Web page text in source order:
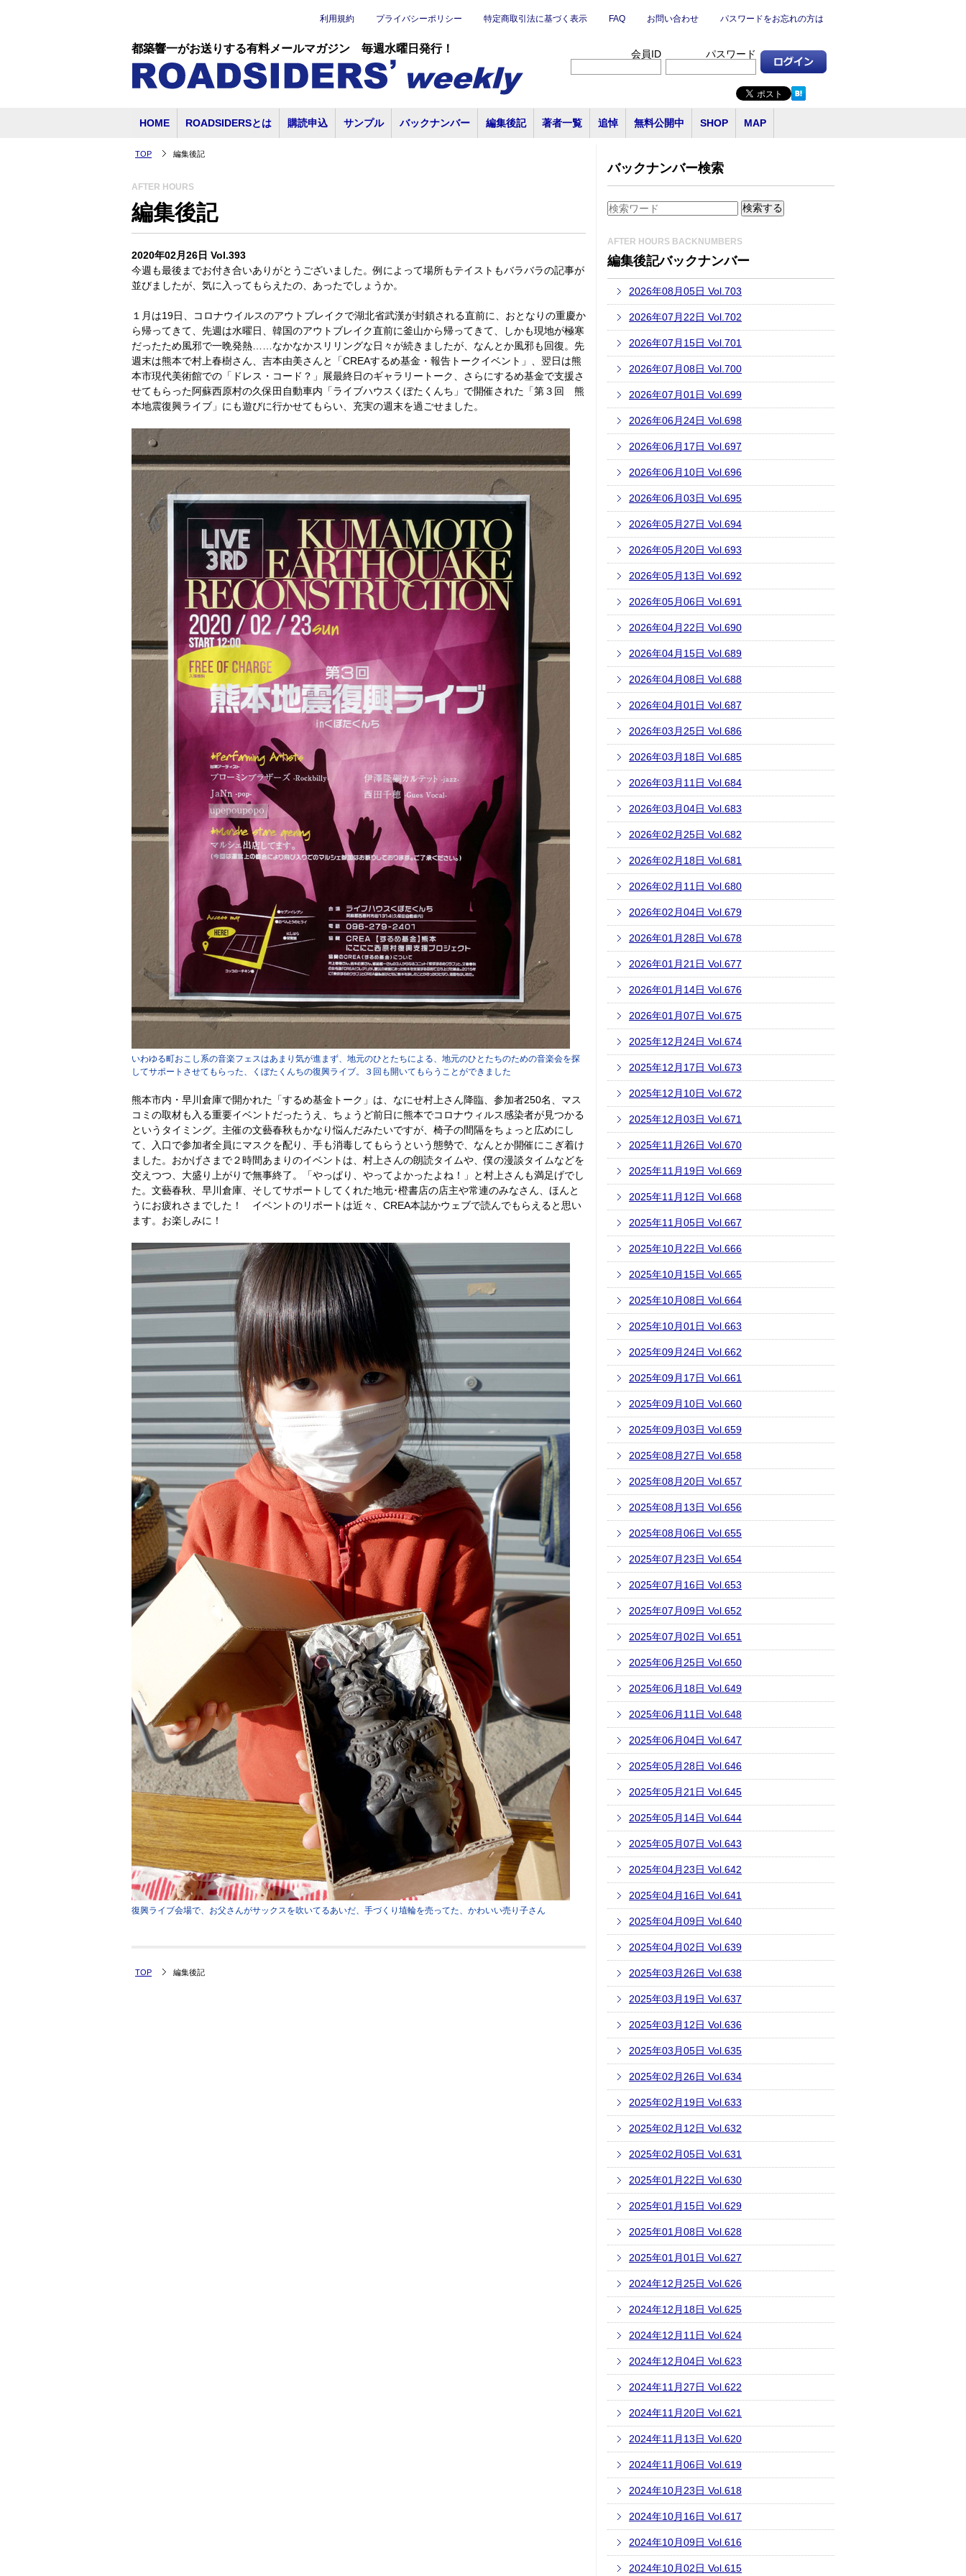
都築響一がお送りする有料メールマガジン 毎週水曜日発行！
利用規約 プライバシーポリシー 特定商取引法に基づく表示 FAQ お問い合わせ パスワードをお忘れの方は
会員ID パスワード
HOME ROADSIDERSとは 購読申込 サンプル バックナンバー 編集後記 著者一覧 追悼 無料公開中 SHOP MAP
TOP 編集後記
AFTER HOURS
編集後記
2020年02月26日 Vol.393
今週も最後までお付き合いありがとうございました。例によって場所もテイストもバラバラの記事が
並びましたが、気に入ってもらえたの、あったでしょうか。
１月は19日、コロナウイルスのアウトブレイクで湖北省武漢が封鎖される直前に、おとなりの重慶か
ら帰ってきて、先週は水曜日、韓国のアウトブレイク直前に釜山から帰ってきて、しかも現地が極寒
だったため風邪で一晩発熱……なかなかスリリングな日々が続きましたが、なんとか風邪も回復。先
週末は熊本で村上春樹さん、吉本由美さんと「CREAするめ基金・報告トークイベント」、翌日は熊
本市現代美術館での「ドレス・コード？」展最終日のギャラリートーク、さらにするめ基金で支援さ
せてもらった阿蘇西原村の久保田自動車内「ライブハウスくぼたくんち」で開催された「第３回 熊
本地震復興ライブ」にも遊びに行かせてもらい、充実の週末を過ごせました。
いわゆる町おこし系の音楽フェスはあまり気が進まず、地元のひとたちによる、地元のひとたちのための音楽会を探
してサポートさせてもらった、くぼたくんちの復興ライブ。３回も開いてもらうことができました
熊本市内・早川倉庫で開かれた「するめ基金トーク」は、なにせ村上さん降臨、参加者250名、マス
コミの取材も入る重要イベントだったうえ、ちょうど前日に熊本でコロナウィルス感染者が見つかる
というタイミング。主催の文藝春秋もかなり悩んだみたいですが、椅子の間隔をちょっと広めにし
て、入口で参加者全員にマスクを配り、手も消毒してもらうという態勢で、なんとか開催にこぎ着け
ました。おかげさまで２時間あまりのイベントは、村上さんの朗読タイムや、僕の漫談タイムなどを
交えつつ、大盛り上がりで無事終了。「やっぱり、やってよかったよね！」と村上さんも満足げでし
た。文藝春秋、早川倉庫、そしてサポートしてくれた地元･橙書店の店主や常連のみなさん、ほんと
うにお疲れさまでした！ イベントのリポートは近々、CREA本誌かウェブで読んでもらえると思い
ます。お楽しみに！
復興ライブ会場で、お父さんがサックスを吹いてるあいだ、手づくり埴輪を売ってた、かわいい売り子さん
TOP 編集後記
バックナンバー検索
AFTER HOURS BACKNUMBERS
編集後記バックナンバー
2026年08月05日 Vol.703
2026年07月22日 Vol.702
2026年07月15日 Vol.701
2026年07月08日 Vol.700
2026年07月01日 Vol.699
2026年06月24日 Vol.698
2026年06月17日 Vol.697
2026年06月10日 Vol.696
2026年06月03日 Vol.695
2026年05月27日 Vol.694
2026年05月20日 Vol.693
2026年05月13日 Vol.692
2026年05月06日 Vol.691
2026年04月22日 Vol.690
2026年04月15日 Vol.689
2026年04月08日 Vol.688
2026年04月01日 Vol.687
2026年03月25日 Vol.686
2026年03月18日 Vol.685
2026年03月11日 Vol.684
2026年03月04日 Vol.683
2026年02月25日 Vol.682
2026年02月18日 Vol.681
2026年02月11日 Vol.680
2026年02月04日 Vol.679
2026年01月28日 Vol.678
2026年01月21日 Vol.677
2026年01月14日 Vol.676
2026年01月07日 Vol.675
2025年12月24日 Vol.674
2025年12月17日 Vol.673
2025年12月10日 Vol.672
2025年12月03日 Vol.671
2025年11月26日 Vol.670
2025年11月19日 Vol.669
2025年11月12日 Vol.668
2025年11月05日 Vol.667
2025年10月22日 Vol.666
2025年10月15日 Vol.665
2025年10月08日 Vol.664
2025年10月01日 Vol.663
2025年09月24日 Vol.662
2025年09月17日 Vol.661
2025年09月10日 Vol.660
2025年09月03日 Vol.659
2025年08月27日 Vol.658
2025年08月20日 Vol.657
2025年08月13日 Vol.656
2025年08月06日 Vol.655
2025年07月23日 Vol.654
2025年07月16日 Vol.653
2025年07月09日 Vol.652
2025年07月02日 Vol.651
2025年06月25日 Vol.650
2025年06月18日 Vol.649
2025年06月11日 Vol.648
2025年06月04日 Vol.647
2025年05月28日 Vol.646
2025年05月21日 Vol.645
2025年05月14日 Vol.644
2025年05月07日 Vol.643
2025年04月23日 Vol.642
2025年04月16日 Vol.641
2025年04月09日 Vol.640
2025年04月02日 Vol.639
2025年03月26日 Vol.638
2025年03月19日 Vol.637
2025年03月12日 Vol.636
2025年03月05日 Vol.635
2025年02月26日 Vol.634
2025年02月19日 Vol.633
2025年02月12日 Vol.632
2025年02月05日 Vol.631
2025年01月22日 Vol.630
2025年01月15日 Vol.629
2025年01月08日 Vol.628
2025年01月01日 Vol.627
2024年12月25日 Vol.626
2024年12月18日 Vol.625
2024年12月11日 Vol.624
2024年12月04日 Vol.623
2024年11月27日 Vol.622
2024年11月20日 Vol.621
2024年11月13日 Vol.620
2024年11月06日 Vol.619
2024年10月23日 Vol.618
2024年10月16日 Vol.617
2024年10月09日 Vol.616
2024年10月02日 Vol.615